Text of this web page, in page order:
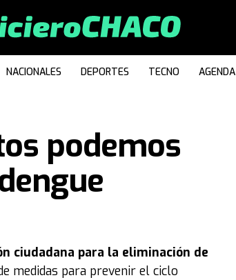
NACIONALES DEPORTES TECNO AGENDA
podemos
ciudadana para la eliminación de
medidas para prevenir el ciclo